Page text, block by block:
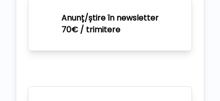
Anunț/știre în newsletter
70€ / trimitere